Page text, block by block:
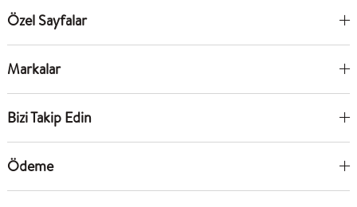
Özel Sayfalar
Markalar
Bizi Takip Edin
Ödeme